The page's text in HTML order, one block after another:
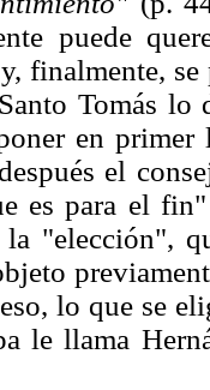
puede
finalmente, se
Tomás
en
el
es para el
la "elección",
lo que se
le llama